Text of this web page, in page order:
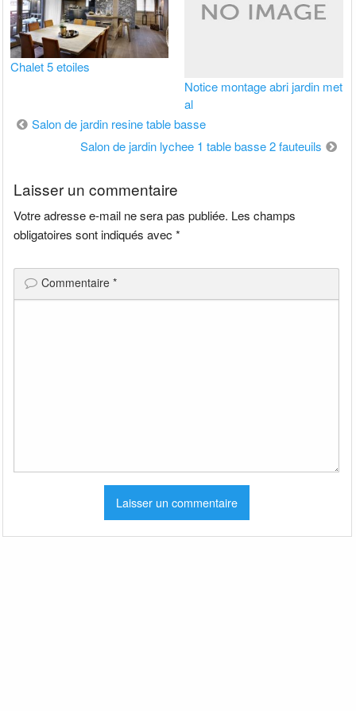
Chalet 5 etoiles
Notice montage abri jardin met
al
Navigation
Salon de jardin resine table basse
Salon de jardin lychee 1 table basse 2 fauteuils
Laisser un commentaire
Votre adresse e-mail ne sera pas publiée. Les champs
obligatoires sont indiqués avec*
Commentaire*